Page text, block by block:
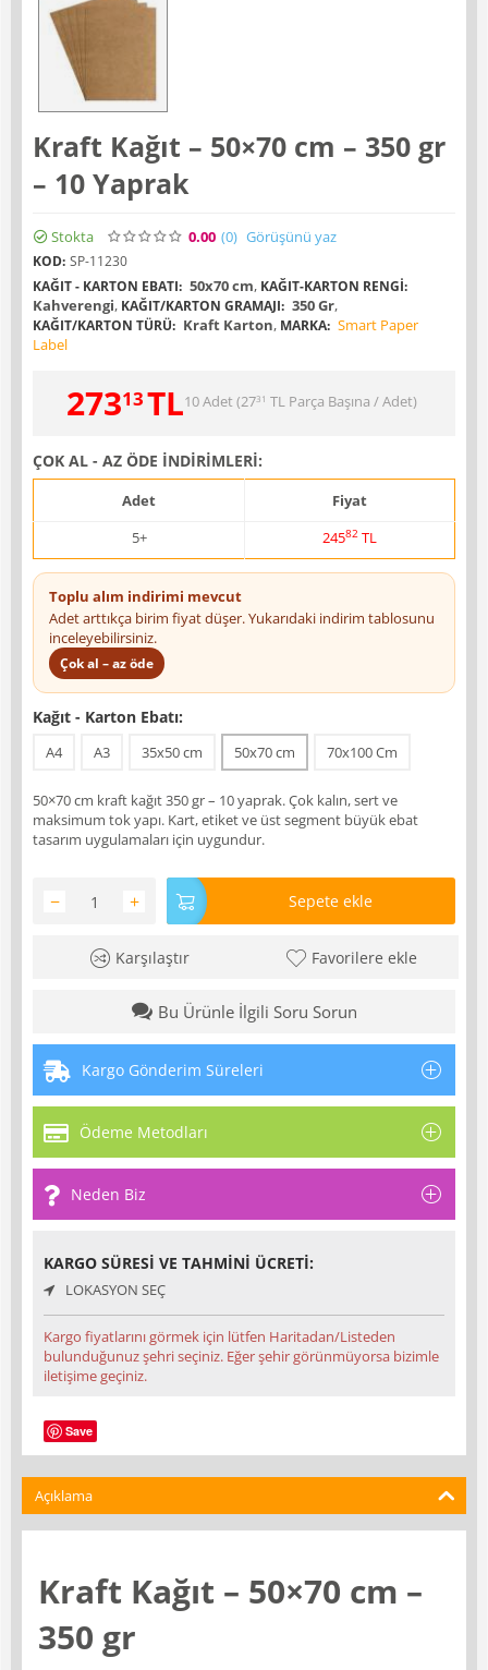
Kraft Kağıt – 50×70 cm – 350 gr
– 10 Yaprak
Stokta 0.00 (0) Görüşünü yaz
KOD: SP-11230
KAĞIT - KARTON EBATI: 50x70 cm, KAĞIT-KARTON RENGI:
Kahverengi, KAĞIT/KARTON GRAMAJI: 350 Gr,
KAĞIT/KARTON TÜRÜ: Kraft Karton, MARKA: Smart Paper
Label
27313TL10 Adet (2731 TLParça Başına / Adet)
ÇOK AL - AZ ÖDE İNDİRİMLERİ:
Adet
Fiyat
5+
24582 TL
Toplu alım indirimi mevcut
Adet arttıkça birim fiyat düşer. Yukarıdaki indirim tablosunu
inceleyebilirsiniz.
Çok al – az öde
Kağıt - Karton Ebatı:
A4 A3 35x50 cm 50x70 cm 70x100 Cm
50×70 cm kraft kağıt 350 gr – 10 yaprak. Çok kalın, sert ve
maksimum tok yapı. Kart, etiket ve üst segment büyük ebat
tasarım uygulamaları için uygundur.
+
− Sepete ekle
Karşılaştır Favorilere ekle
Bu Ürünle İlgili Soru Sorun
Kargo Gönderim Süreleri
Ödeme Metodları
Neden Biz
KARGO SÜRESI VE TAHMINI ÜCRETI:
LOKASYON SEÇ
Kargo fiyatlarını görmek için lütfen Haritadan/Listeden
bulunduğunuz şehri seçiniz. Eğer şehir görünmüyorsa bizimle
iletişime geçiniz.
Save
Açıklama
Kraft Kağıt – 50×70 cm –
350 gr